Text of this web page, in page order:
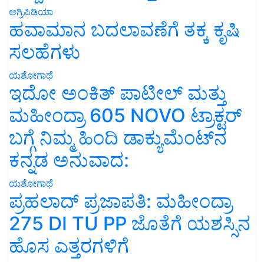
ಅಗ್ರಿಪಿಡಿಯಾ
ಹವಾಮಾನ ಬದಲಾವಣೆಗೆ ತಕ್ಕ ಕೃಷಿ
ಸಲಹೆಗಳು
ಯಶೋಗಾಥೆ
ಇದೋ ಅಂಕಿತ್ ಪಾಟೀಲ್ ಮತ್ತು
ಮಹೀಂದ್ರಾ 605 NOVO ಟ್ರಾಕ್ಟರ್
ಬಗ್ಗೆ ನಿಮ್ಮ ಹಿಂದಿ ಡಾಕ್ಯುಮೆಂಟ್‌ನ
ಕನ್ನಡ ಅನುವಾದ:
ಯಶೋಗಾಥೆ
ಪ್ರಹಲಾದ್ ಪ್ರಜಾಪತಿ: ಮಹೀಂದ್ರಾ
275 DI TU PP ಜೊತೆಗೆ ಯಶಸ್ಸಿನ
ಹೊಸ ಎತ್ತರಗಳಿಗೆ